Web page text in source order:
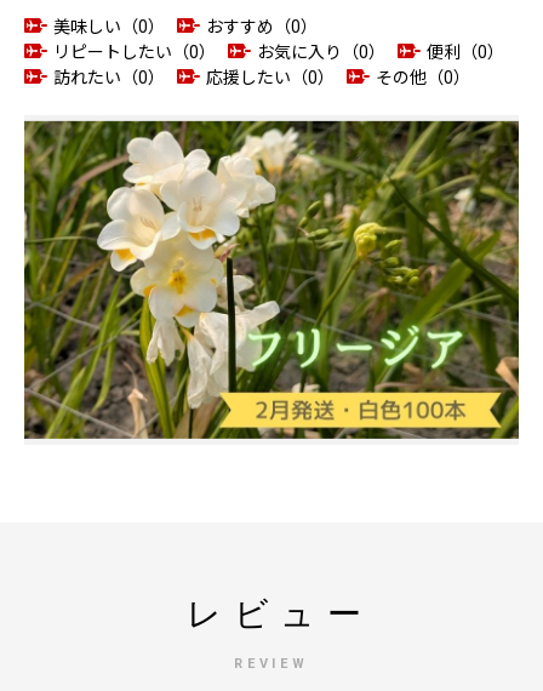
美味しい（0）
おすすめ（0）
リピートしたい（0）
お気に入り（0）
便利（0）
訪れたい（0）
応援したい（0） その他（0）
レビュー
REVIEW